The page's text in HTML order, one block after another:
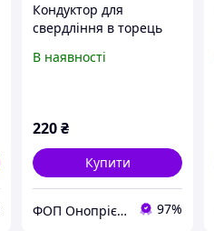
Кондуктор для
свердління в торець
В наявності
220₴
Купити
ФОП Онопрієнко М.П. 97%